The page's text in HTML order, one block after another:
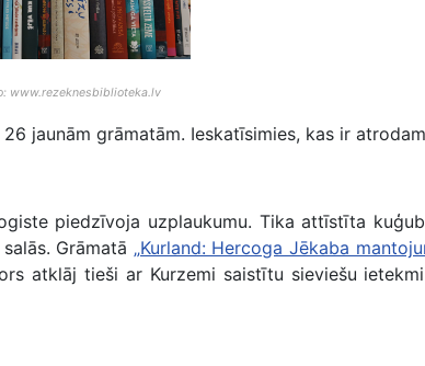
www.rezeknesbiblioteka.lv
jaunām grāmatām. Ieskatīsimies, kas ir
piedzīvoja uzplaukumu. Tika attīstīta
Grāmatā „Kurland: Hercoga Jēkaba
atklāj tieši ar Kurzemi saistītu sieviešu